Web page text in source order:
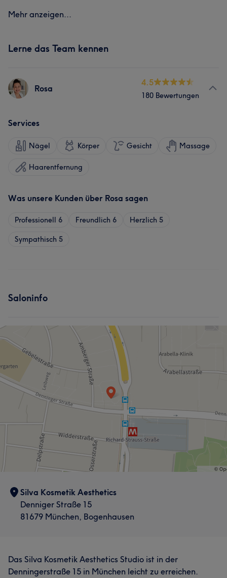
Mehr anzeigen...
Lerne das Team kennen
Rosa
4.5
180 Bewertungen
Services
Nägel Körper Gesicht Massage
Haarentfernung
Was unsere Kunden über Rosa sagen
Professionell 6 Freundlich 6 Herzlich 5
Sympathisch 5
Saloninfo
Silva Kosmetik Aesthetics
Denniger Straße 15
81679 München, Bogenhausen
Das Silva Kosmetik Aesthetics Studio ist in der
Denningerstraße 15 in München leicht zu erreichen.